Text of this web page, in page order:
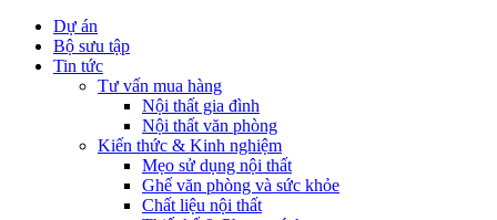
Dự án
Bộ sưu tập
Tin tức
Tư vấn mua hàng
Nội thất gia đình
Nội thất văn phòng
Kiến thức & Kinh nghiệm
Mẹo sử dụng nội thất
Ghế văn phòng và sức khỏe
Chất liệu nội thất